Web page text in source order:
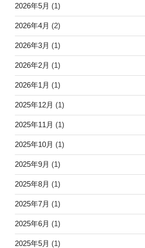
2026年5月 (1)
2026年4月 (2)
2026年3月 (1)
2026年2月 (1)
2026年1月 (1)
2025年12月 (1)
2025年11月 (1)
2025年10月 (1)
2025年9月 (1)
2025年8月 (1)
2025年7月 (1)
2025年6月 (1)
2025年5月 (1)